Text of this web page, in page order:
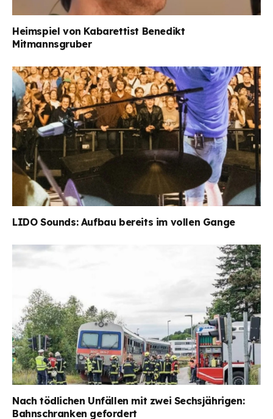
Heimspiel von Kabarettist Benedikt
Mitmannsgruber
LIDO Sounds: Aufbau bereits im vollen Gange
Nach tödlichen Unfällen mit zwei Sechsjährigen:
Bahnschranken gefordert